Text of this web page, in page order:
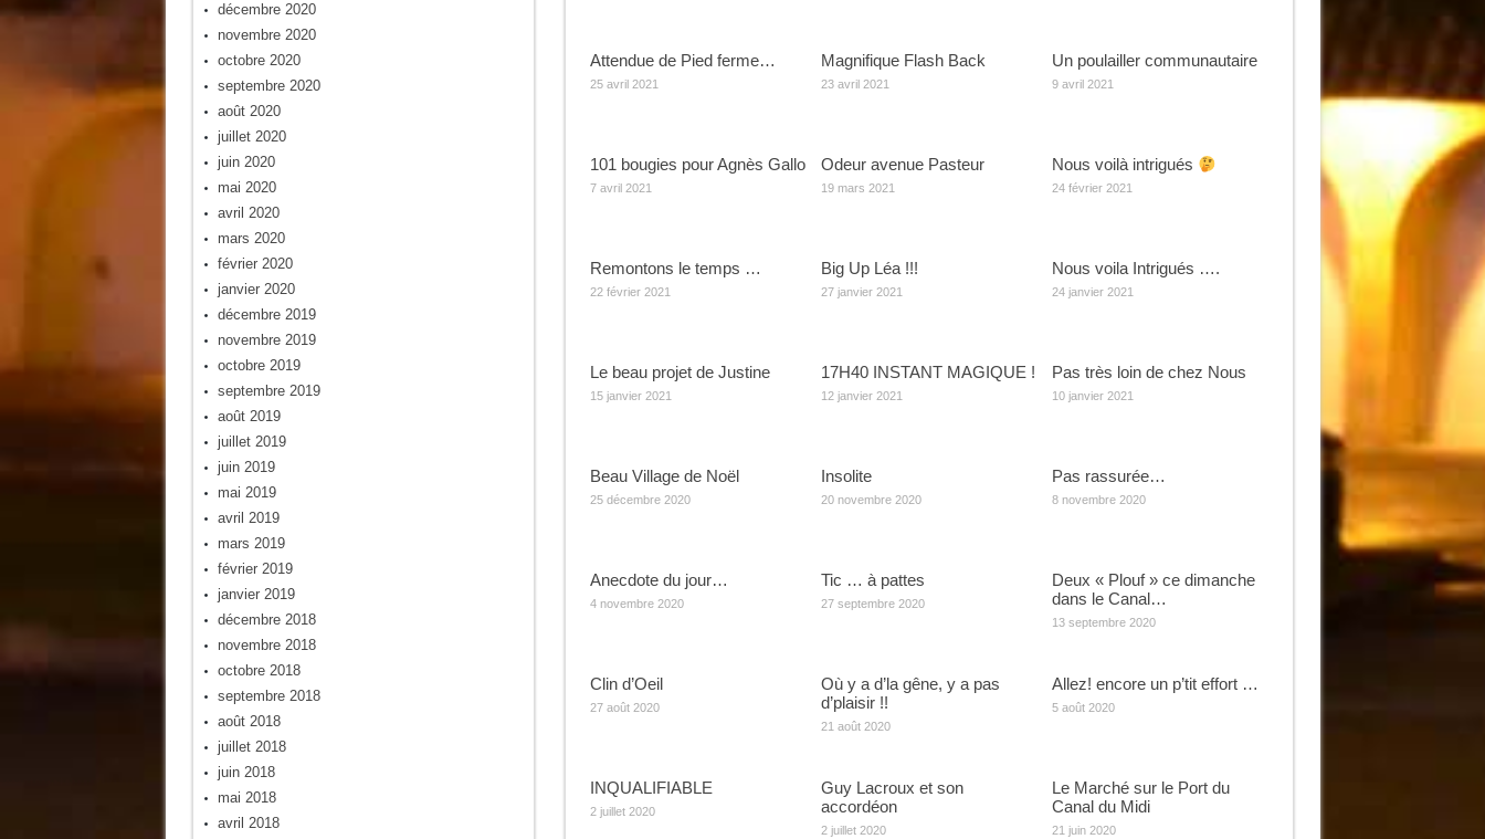
Attendue de Pied ferme…
25 avril 2021
Magnifique Flash Back
23 avril 2021
Un poulailler communautaire
9 avril 2021
101 bougies pour Agnès Gallo
7 avril 2021
Odeur avenue Pasteur
19 mars 2021
Nous voilà intrigués
24 février 2021
Remontons le temps …
22 février 2021
Big Up Léa !!!
27 janvier 2021
Nous voila Intrigués ….
24 janvier 2021
Le beau projet de Justine
15 janvier 2021
17H40 INSTANT MAGIQUE !
12 janvier 2021
Pas très loin de chez Nous
10 janvier 2021
Beau Village de Noël
25 décembre 2020
Insolite
20 novembre 2020
Pas rassurée…
8 novembre 2020
Anecdote du jour…
4 novembre 2020
Tic … à pattes
27 septembre 2020
Deux « Plouf » ce dimanche
dans le Canal…
13 septembre 2020
Clin d’Oeil
27 août 2020
Où y a d’la gêne, y a pas
d’plaisir !!
21 août 2020
Allez! encore un p’tit effort …
5 août 2020
INQUALIFIABLE
2 juillet 2020
Guy Lacroux et son
accordéon
2 juillet 2020
Le Marché sur le Port du
Canal du Midi
21 juin 2020
décembre 2020
novembre 2020
octobre 2020
septembre 2020
août 2020
juillet 2020
juin 2020
mai 2020
avril 2020
mars 2020
février 2020
janvier 2020
décembre 2019
novembre 2019
octobre 2019
septembre 2019
août 2019
juillet 2019
juin 2019
mai 2019
avril 2019
mars 2019
février 2019
janvier 2019
décembre 2018
novembre 2018
octobre 2018
septembre 2018
août 2018
juillet 2018
juin 2018
mai 2018
avril 2018